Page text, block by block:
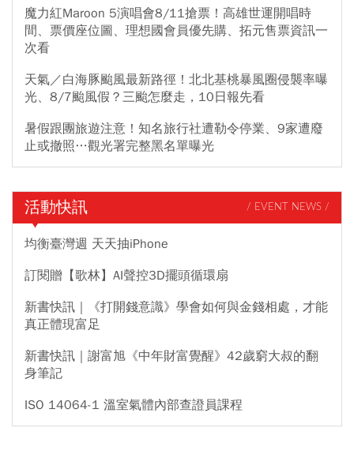
魔力紅Maroon 5演唱會8/11搶票！高雄世運開唱時
間、票價座位圖、理想國會員優先購、拓元售票資訊一
次看
天氣／白海豚颱風最新路徑！北北基桃暴風圈侵襲率曝
光、8/7颱風假？三颱怎麼走，10日報先看
暑假跟團旅遊注意！知名旅行社遭勒令停業、9家遭廢
止或撤照…觀光署完整黑名單曝光
活動快訊 / EVENT NEWS /
均衡臺灣週 天天抽iPhone
訂閱贈【歌林】AI聲控3D擺頭循環扇
新書快訊｜《打開錢意識》學會如何與金錢相處，才能
真正體現富足
新書快訊｜謝富旭《中年財富覺醒》42歲窮大叔的翻
身筆記
ISO 14064-1 溫室氣體內部查證員課程